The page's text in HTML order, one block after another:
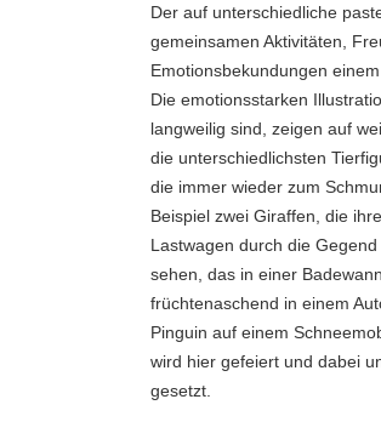
Der auf unterschiedliche
gemeinsamen Aktivitäten,
Emotionsbekundungen
Die emotionsstarken
langweilig sind, zeigen auf
die unterschiedlichsten
die immer wieder zum
Beispiel zwei Giraffen, die
Lastwagen durch die
sehen, das in einer
früchtenaschend in einem
Pinguin auf einem
wird hier gefeiert und dabei
gesetzt.